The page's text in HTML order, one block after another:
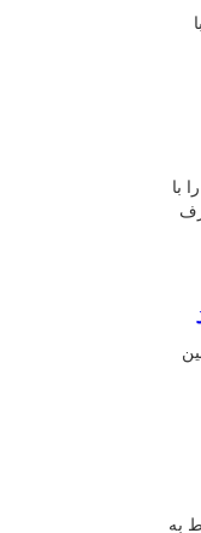
با
به